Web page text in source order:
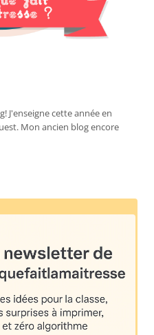
J'enseigne cette année en
Mon ancien blog encore